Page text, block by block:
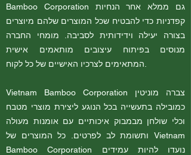
Bamboo Corporation גם ממלא אחר הנחיות
קפדניות כדי להבטיח שכל המוצרים שלהם מיוצרים
בצורה יעילה וידידותית לסביבה. מומחי החברה
מנוסים בפיתוח עיצובים מותאמים אישית
Vietnam Bamboo Corporation צברה מוניטין
כמובילה בתעשייה בכל הנוגע ליצירת מוצרי מטבח
וכלי שולחן מבמבוק איכותיים עם אומנות מעולה
ותשומת לב לפרטים. כל המוצרים של Vietnam
Bamboo Corporation נועדו להיות עמידים